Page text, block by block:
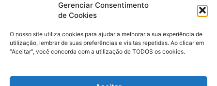
Gerenciar Consentimento
de Cookies
O nosso site utiliza cookies para ajudar a melhorar a sua experiência de
utilização, lembrar de suas preferências e visitas repetidas. Ao clicar em
“Aceitar”, você concorda com a utilização de TODOS os cookies.
(91) 98224 - 3111